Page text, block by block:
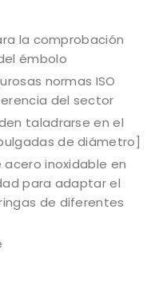
la comprobación
émbolo
normas ISO
del sector
taladrarse en el
de diámetro]
inoxidable en
para adaptar el
de diferentes